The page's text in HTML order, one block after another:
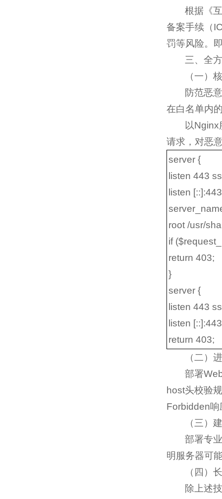
根据《
备案手续（
罚等风险。
三、全
（一）
防范恶
在白名单内
以
请求，对恶
server {
listen 443
listen
root /usr/
if
return 403;
}
server {
listen 443
listen
return 403;
（二）
部署
host头校验
Forbidden响
（三）
部署专
明服务器可
（四）
除上述